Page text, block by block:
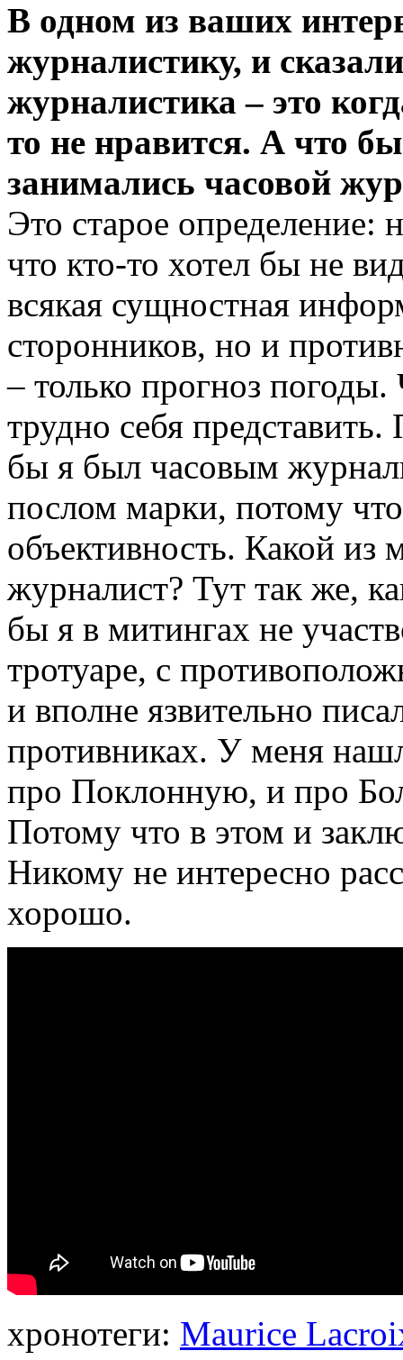
В одном из ваших
журналистику, и
журналистика – это
то не нравится. А что
занимались часовой
Это старое определение:
что кто-то хотел бы не
всякая сущностная
сторонников, но и
– только прогноз
трудно себя
бы я был часовым
послом марки, потому
объективность. Какой из
журналист? Тут так же,
бы я в митингах не
тротуаре, с
и вполне язвительно
противниках. У меня
про Поклонную, и про
Потому что в этом и
Никому не интересно
хорошо.
хронотеги: Maurice